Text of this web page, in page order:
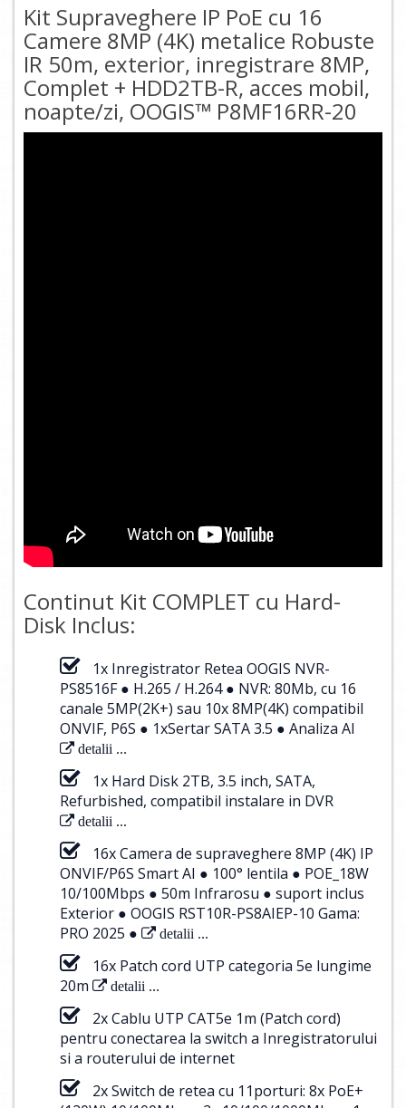
Kit Supraveghere IP PoE cu 16
Camere 8MP (4K) metalice Robuste
IR 50m, exterior, inregistrare 8MP,
Complet + HDD2TB-R, acces mobil,
noapte/zi, OOGIS™ P8MF16RR-20
Continut Kit COMPLET cu Hard-
Disk Inclus:
1x Inregistrator Retea OOGIS NVR-
PS8516F ● H.265 / H.264 ● NVR: 80Mb, cu 16
canale 5MP(2K+) sau 10x 8MP(4K) compatibil
ONVIF, P6S ● 1xSertar SATA 3.5 ● Analiza AI
detalii ...
1x Hard Disk 2TB, 3.5 inch, SATA,
Refurbished, compatibil instalare in DVR
detalii ...
16x Camera de supraveghere 8MP (4K) IP
ONVIF/P6S Smart AI ● 100° lentila ● POE_18W
10/100Mbps ● 50m Infrarosu ● suport inclus
Exterior ● OOGIS RST10R-PS8AIEP-10 Gama:
PRO 2025 ●
detalii ...
16x Patch cord UTP categoria 5e lungime
20m
detalii ...
2x Cablu UTP CAT5e 1m (Patch cord)
pentru conectarea la switch a Inregistratorului
si a routerului de internet
2x Switch de retea cu 11porturi: 8x PoE+